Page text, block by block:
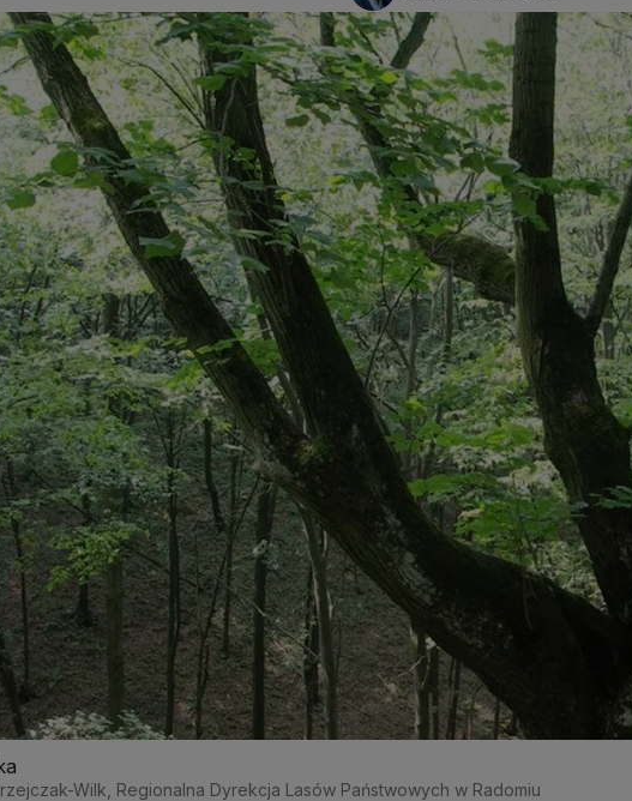
Wilk, Regionalna Dyrekcja Lasów Państwowych w Radomiu